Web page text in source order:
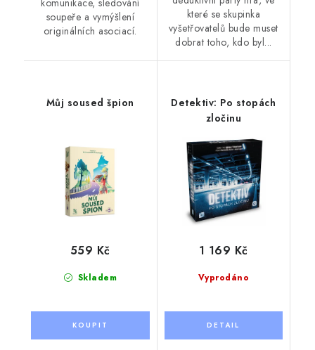
soupeře a vymýšlení
originálních asociací.
které se skupinka
vyšetřovatelů bude muset
dobrat toho, kdo byl...
Můj soused špion
Skladem
559 Kč
Detektiv: Po stopách
zločinu
Vyprodáno
1 169 Kč